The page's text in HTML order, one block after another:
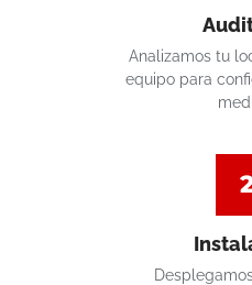
Analizamos tu
equipo para